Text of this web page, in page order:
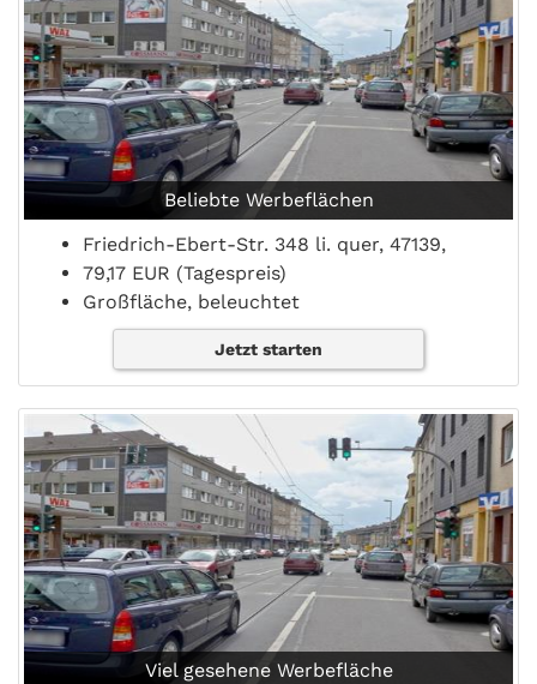
Beliebte Werbeflächen
Friedrich-Ebert-Str. 348 li. quer, 47139,
79,17 EUR (Tagespreis)
Großfläche, beleuchtet
Jetzt starten
Viel gesehene Werbefläche